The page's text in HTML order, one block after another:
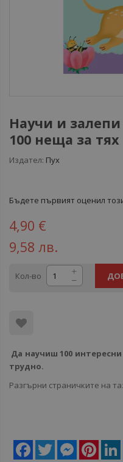
Научи и
100 неща за тях
Издател: Пух
Бъдете първият оценил
4,90 €
9,58 лв.
Кол-во
Да научиш 100
трудно.
Разгърни страничките на
Facebook
Twitter Messenger